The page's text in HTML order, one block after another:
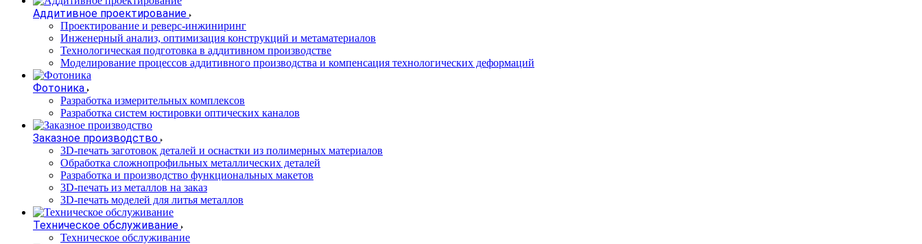
Аддитивное проектирование
Проектирование и реверс-инжиниринг
Инженерный анализ, оптимизация конструкций и метаматериалов
Технологическая подготовка в аддитивном производстве
Моделирование процессов аддитивного производства и компенсация технологических деформаций
Фотоника
Разработка измерительных комплексов
Разработка систем юстировки оптических каналов
Заказное производство
3D-печать заготовок деталей и оснастки из полимерных материалов
Обработка сложнопрофильных металлических деталей
Разработка и производство функциональных макетов
3D-печать из металлов на заказ
3D-печать моделей для литья металлов
Техническое обслуживание
Техническое обслуживание